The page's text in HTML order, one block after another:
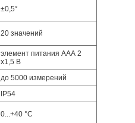
±0,5°
20 значений
элемент питания ААА 2
х1,5 В
до 5000 измерений
IP54
0...+40 °С